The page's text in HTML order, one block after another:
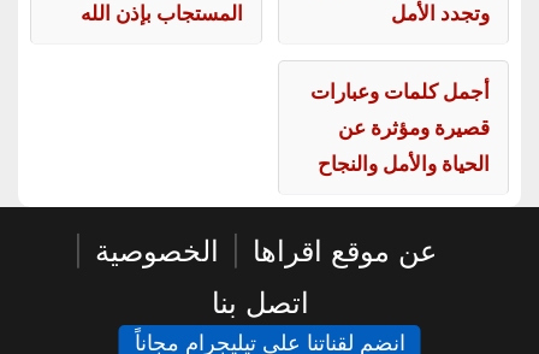
وتجدد الأمل
المستجاب بإذن الله
أجمل كلمات وعبارات
قصيرة ومؤثرة عن
الحياة والأمل والنجاح
عن موقع اقراها الخصوصية
اتصل بنا
انضم لقناتنا على تيليجرام مجاناً